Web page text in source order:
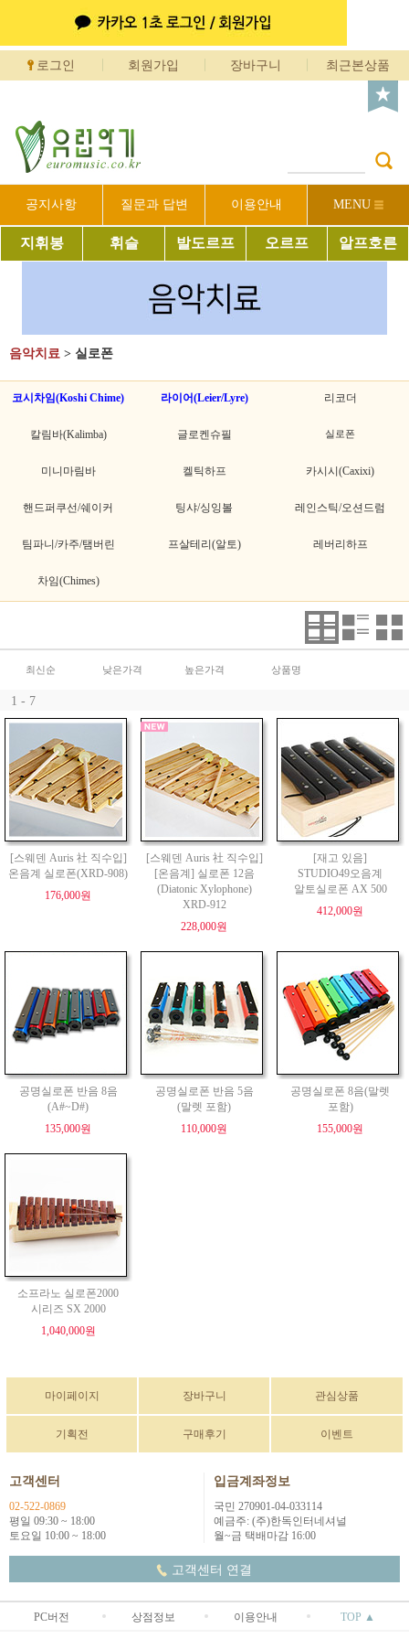
로그인 회원가입 장바구니 최근본상품
공지사항 질문과 답변 이용안내 MENU
지휘봉 휘슬 발도르프 오르프 알프호른
음악치료 > 실로폰
코시차임(Koshi Chime) 라이어(Leier/Lyre) 리코더
칼림바(Kalimba) 글로켄슈필 실로폰
미니마림바 켈틱하프 카시시(Caxixi)
핸드퍼쿠선/쉐이커 팅샤/싱잉볼 레인스틱/오션드럼
팀파니/카주/탬버린 프살테리(알토) 레버리하프
차임(Chimes)
최신순 낮은가격 높은가격 상품명
1 - 7
[스웨덴 Auris 社 직수입]
온음계 실로폰(XRD-908)
176,000원
[스웨덴 Auris 社 직수입]
[온음계] 실로폰 12음
(Diatonic Xylophone)
XRD-912
228,000원
[재고 있음]
STUDIO49오음계
알토실로폰 AX 500
412,000원
공명실로폰 반음 8음
(A#~D#)
135,000원
공명실로폰 반음 5음
(말렛 포함)
110,000원
공명실로폰 8음(말렛
포함)
155,000원
소프라노 실로폰2000
시리즈 SX 2000
1,040,000원
마이페이지 장바구니 관심상품
기획전 구매후기 이벤트
고객센터
02-522-0869
평일 09:30 ~ 18:00
토요일 10:00 ~ 18:00
입금계좌정보
국민 270901-04-033114
예금주: (주)한독인터네셔널
월~금 택배마감 16:00
고객센터 연결
PC버전 상점정보 이용안내 TOP ▲